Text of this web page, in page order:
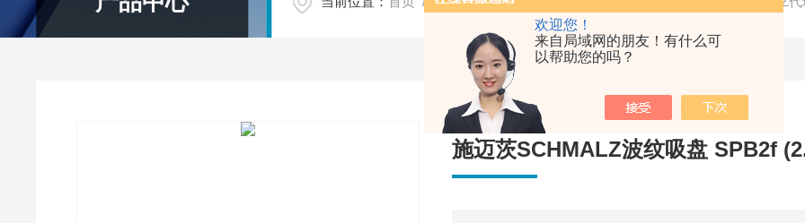
欢迎您！
来自局域网的朋友！有什么可
以帮助您的吗？
施迈茨SCHMALZ波纹吸盘 SPB2f